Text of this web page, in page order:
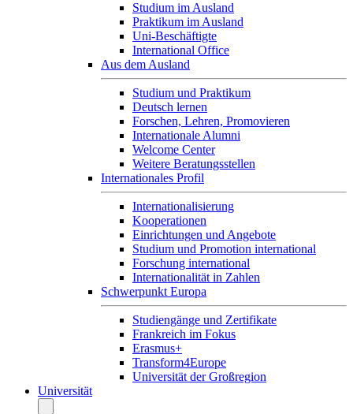
Studium im Ausland
Praktikum im Ausland
Uni-Beschäftigte
International Office
Aus dem Ausland
Studium und Praktikum
Deutsch lernen
Forschen, Lehren, Promovieren
Internationale Alumni
Welcome Center
Weitere Beratungsstellen
Internationales Profil
Internationalisierung
Kooperationen
Einrichtungen und Angebote
Studium und Promotion international
Forschung international
Internationalität in Zahlen
Schwerpunkt Europa
Studiengänge und Zertifikate
Frankreich im Fokus
Erasmus+
Transform4Europe
Universität der Großregion
Universität